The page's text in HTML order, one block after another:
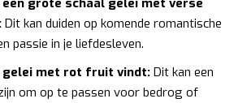
een grote schaal gelei met verse
Dit kan duiden op komende romantische
passie in je liefdesleven.
gelei met rot fruit vindt: Dit kan een
om op te passen voor bedrog of